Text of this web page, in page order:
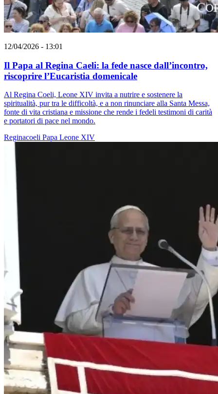
12/04/2026 - 13:01
Il Papa al Regina Caeli: la fede nasce dall’incontro,
riscoprire l’Eucaristia domenicale
Al Regina Coeli, Leone XIV invita a nutrire e sostenere la
spiritualità, pur tra le difficoltà, e a non rinunciare alla Santa Messa,
fonte di vita cristiana e missione che rende i fedeli testimoni di carità
e portatori di pace nel mondo.
Reginacoeli Papa Leone XIV